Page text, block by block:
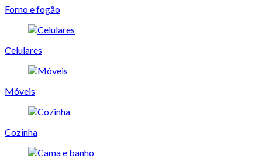
Forno e fogão
Celulares
Móveis
Cozinha